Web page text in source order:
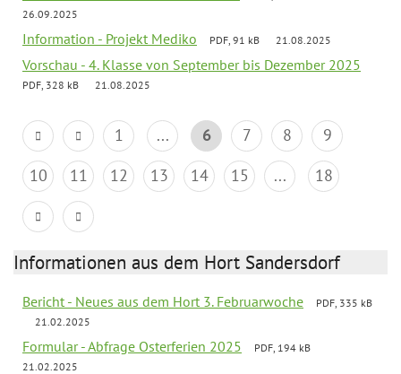
26.09.2025
Information - Projekt Mediko PDF, 91 kB 21.08.2025
Vorschau - 4. Klasse von September bis Dezember 2025
PDF, 328 kB 21.08.2025
1 ... 6 7 8
9
10
11 12 13 14 15 ... 18
Informationen aus dem Hort Sandersdorf
Bericht - Neues aus dem Hort 3. Februarwoche
PDF, 335 kB
21.02.2025
Formular - Abfrage Osterferien 2025
PDF, 194 kB
21.02.2025